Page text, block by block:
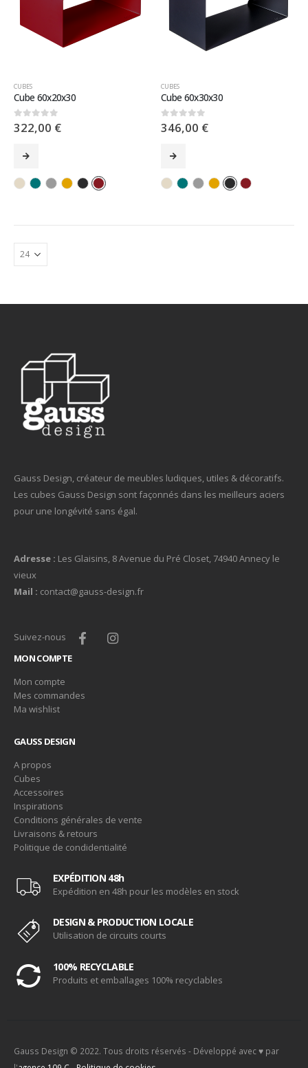
CUBES
Cube 60x20x30
0sur 5
322,00 €
CUBES
Cube 60x30x30
0sur 5
346,00 €
Gauss Design, créateur de meubles ludiques, utiles & décoratifs.
Les cubes Gauss Design sont façonnés dans les meilleurs aciers
pour une longévité sans égal.
Adresse : Les Glaisins, 8 Avenue du Pré Closet, 74940 Annecy le
vieux
Mail : contact@gauss-design.fr
Suivez-nous
MON COMPTE
Mon compte
Mes commandes
Ma wishlist
GAUSS DESIGN
A propos
Cubes
Accessoires
Inspirations
Conditions générales de vente
Livraisons & retours
Politique de condidentialité
EXPÉDITION 48h
Expédition en 48h pour les modèles en stock
DESIGN & PRODUCTION LOCALE
Utilisation de circuits courts
100% RECYCLABLE
Produits et emballages 100% recyclables
Gauss Design © 2022. Tous droits réservés - Développé avec ♥ par